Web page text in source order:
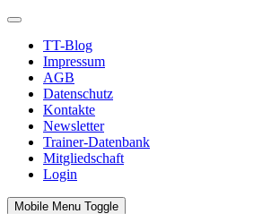
TT-Blog
Impressum
AGB
Datenschutz
Kontakte
Newsletter
Trainer-Datenbank
Mitgliedschaft
Login
Mobile Menu Toggle